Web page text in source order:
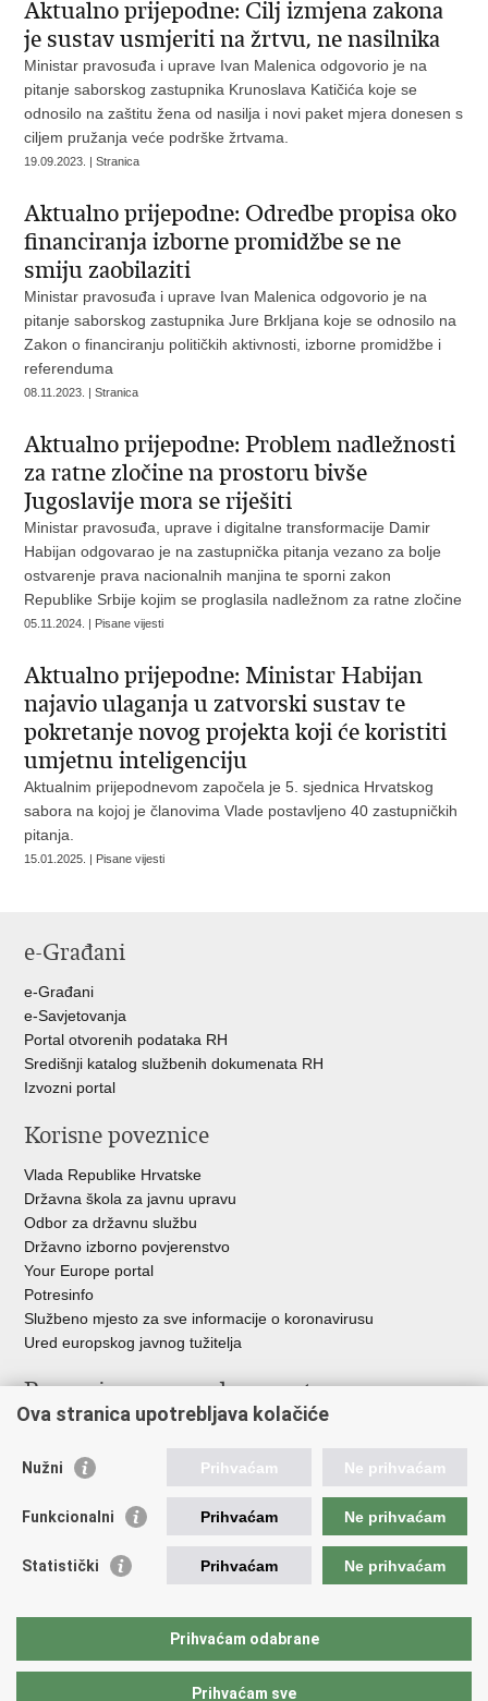
Aktualno prijepodne: Cilj izmjena zakona
je sustav usmjeriti na žrtvu, ne nasilnika
Ministar pravosuđa i uprave Ivan Malenica odgovorio je na
pitanje saborskog zastupnika Krunoslava Katičića koje se
odnosilo na zaštitu žena od nasilja i novi paket mjera donesen s
ciljem pružanja veće podrške žrtvama.
19.09.2023. | Stranica
Aktualno prijepodne: Odredbe propisa oko
financiranja izborne promidžbe se ne
smiju zaobilaziti
Ministar pravosuđa i uprave Ivan Malenica odgovorio je na
pitanje saborskog zastupnika Jure Brkljana koje se odnosilo na
Zakon o financiranju političkih aktivnosti, izborne promidžbe i
referenduma
08.11.2023. | Stranica
Aktualno prijepodne: Problem nadležnosti
za ratne zločine na prostoru bivše
Jugoslavije mora se riješiti
Ministar pravosuđa, uprave i digitalne transformacije Damir
Habijan odgovarao je na zastupnička pitanja vezano za bolje
ostvarenje prava nacionalnih manjina te sporni zakon
Republike Srbije kojim se proglasila nadležnom za ratne zločine
05.11.2024. | Pisane vijesti
Aktualno prijepodne: Ministar Habijan
najavio ulaganja u zatvorski sustav te
pokretanje novog projekta koji će koristiti
umjetnu inteligenciju
Aktualnim prijepodnevom započela je 5. sjednica Hrvatskog
sabora na kojoj je članovima Vlade postavljeno 40 zastupničkih
pitanja.
15.01.2025. | Pisane vijesti
e-Građani
e-Građani
e-Savjetovanja
Portal otvorenih podataka RH
Središnji katalog službenih dokumenata RH
Izvozni portal
Korisne poveznice
Vlada Republike Hrvatske
Državna škola za javnu upravu
Odbor za državnu službu
Državno izborno povjerenstvo
Your Europe portal
Potresinfo
Službeno mjesto za sve informacije o koronavirusu
Ured europskog javnog tužitelja
Poveznice pravosudnog sustava
Državno odvjetništvo
Ured za suzbijanje korupcije i organiziranog kriminaliteta
Državnoodvjetničko vijeće
Hrvatska odvjetnička komora
Europski pravosudni portal
Ova stranica upotrebljava kolačiće
Nužni Prihvaćam Ne prihvaćam
Funkcionalni Prihvaćam Ne prihvaćam
Statistički Prihvaćam Ne prihvaćam
Prihvaćam odabrane
Prihvaćam sve